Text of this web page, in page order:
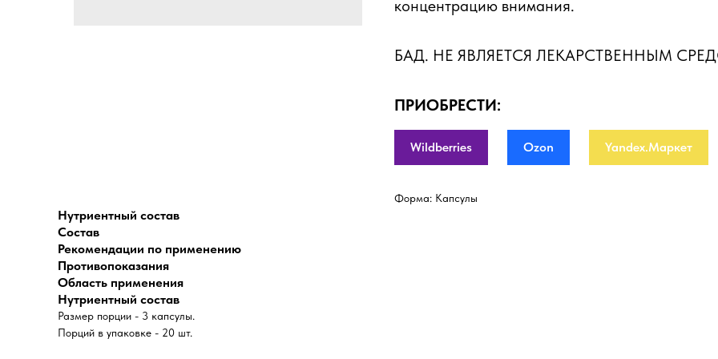
концентрацию внимания.
БАД. НЕ ЯВЛЯЕТСЯ ЛЕКАРСТВЕННЫМ
ПРИОБРЕСТИ:
Wildberries Ozon Yandex.Маркет
Форма: Капсулы
Нутриентный состав
Состав
Рекомендации по применению
Противопоказания
Область применения
Нутриентный состав
Размер порции - 3 капсулы.
Порций в упаковке - 20 шт.